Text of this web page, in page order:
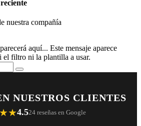
nuestra compañía
aquí... Este mensaje aparece
filtro ni la plantilla a usar.
NUESTROS CLIENTES
4.524 reseñas en Google